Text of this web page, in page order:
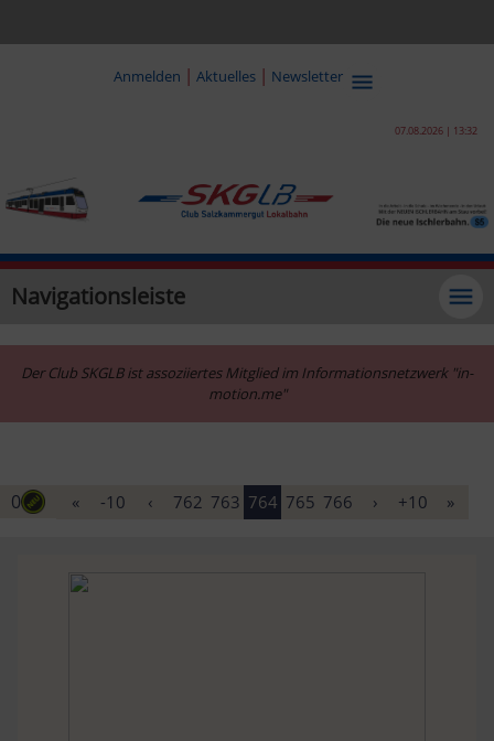
Anmelden | Aktuelles | Newsletter
07.08.2026 | 13:32
Navigationsleiste
Der Club SKGLB ist assoziiertes Mitglied im Informationsnetzwerk "in-
motion.me"
0 « -10 ‹ 762 763 764 765 766 › +10 »